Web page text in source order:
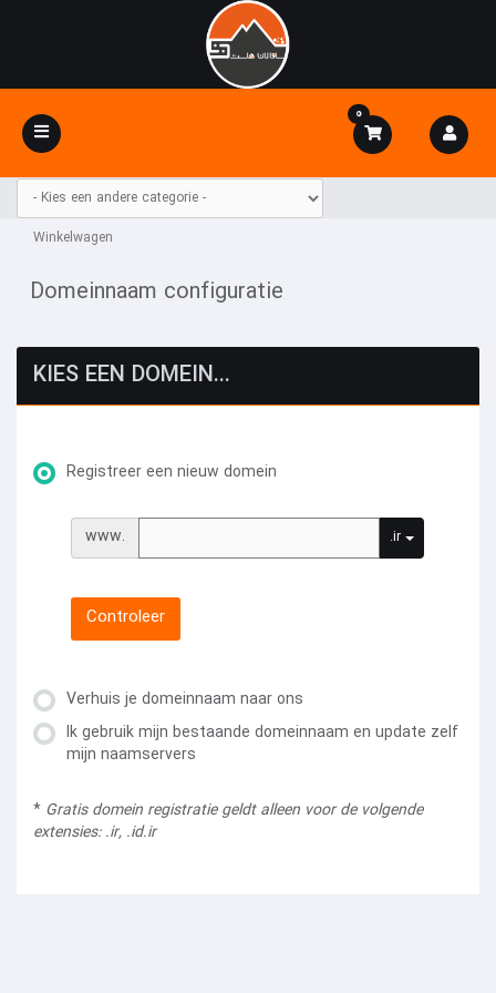
Navigatie
in-/uitschakelen
0
Winkelwagen
Domeinnaam configuratie
KIES EEN DOMEIN...
Registreer een nieuw domein
www. .ir
Controleer
Verhuis je domeinnaam naar ons
Ik gebruik mijn bestaande domeinnaam en update zelf
mijn naamservers
* Gratis domein registratie geldt alleen voor de volgende
extensies: .ir, .id.ir